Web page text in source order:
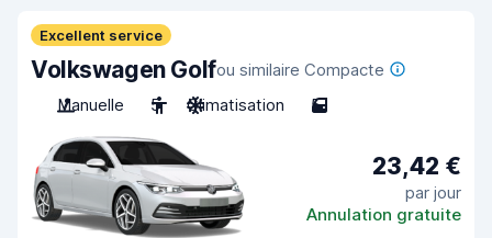
Excellent service
Volkswagen Golfou similaire Compacte
Manuelle
5 Climatisation 5
23,42 €
par jour
Annulation gratuite